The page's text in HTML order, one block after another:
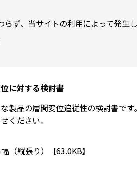
らず、当サイトの利用によって発
に対する検討書
製品の層間変位追従性の検討書です
ください。
（縦張り）【63.0KB】